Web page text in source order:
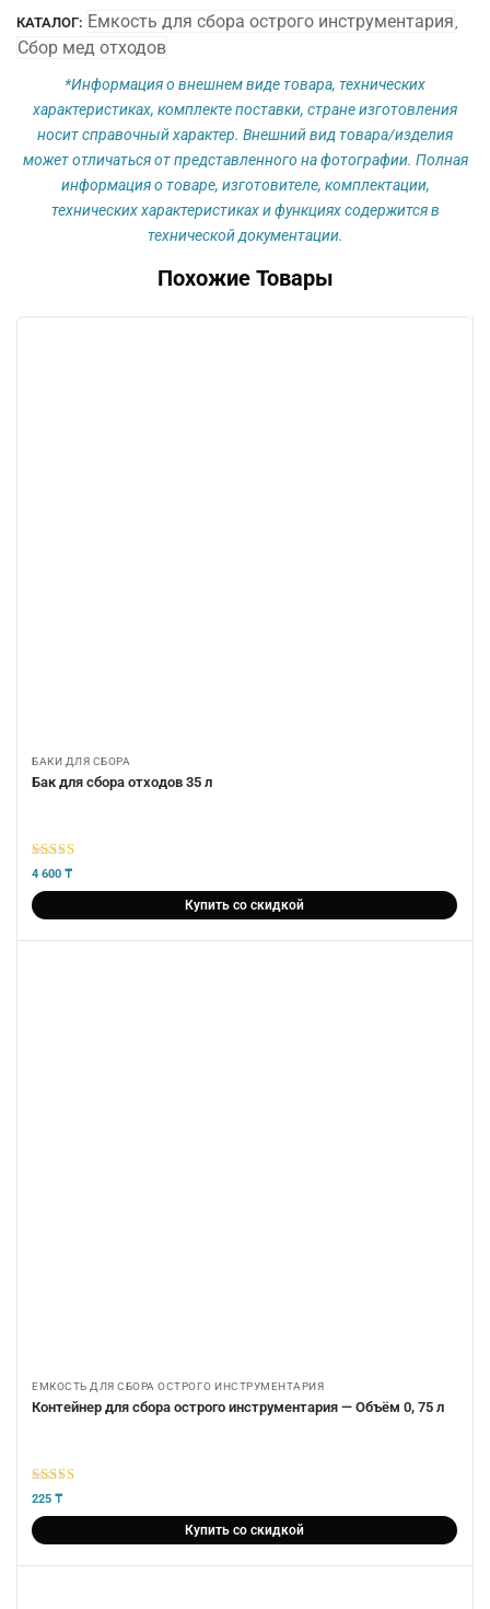
1,0
л
КАТАЛОГ: Емкость для сбора острого инструментария,
Сбор мед отходов
*Информация о внешнем виде товара, технических
характеристиках, комплекте поставки, стране изготовления
носит справочный характер. Внешний вид товара/изделия
может отличаться от представленного на фотографии. Полная
информация о товаре, изготовителе, комплектации,
технических характеристиках и функциях содержится в
технической документации.
Похожие Товары
БАКИ ДЛЯ СБОРА
Бак для сбора отходов 35 л
5 из 5
4 600 ₸
Купить со скидкой
ЕМКОСТЬ ДЛЯ СБОРА ОСТРОГО ИНСТРУМЕНТАРИЯ
Контейнер для сбора острого инструментария — Объём 0, 75 л
5из 5
225 ₸
Купить со скидкой